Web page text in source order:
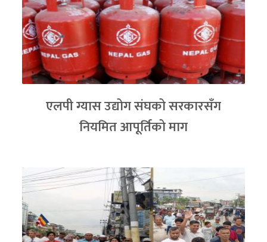
एलपी ग्यास उद्योग संघको सरकारसँग
नियमित आपूर्तिको माग